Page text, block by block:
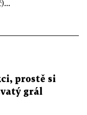
prostě si
grál